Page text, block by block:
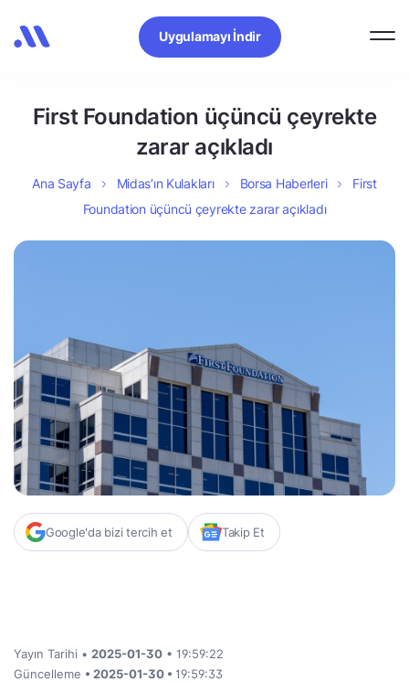
Uygulamayı İndir
First Foundation üçüncü çeyrekte
zarar açıkladı
Ana Sayfa Midas’ın Kulakları Borsa Haberleri
First
Foundation üçüncü çeyrekte zarar açıkladı
Google'da bizi tercih et Takip Et
Yayın Tarihi • 2025-01-30 • 19:59:22
Güncelleme • 2025-01-30 • 19:59:33